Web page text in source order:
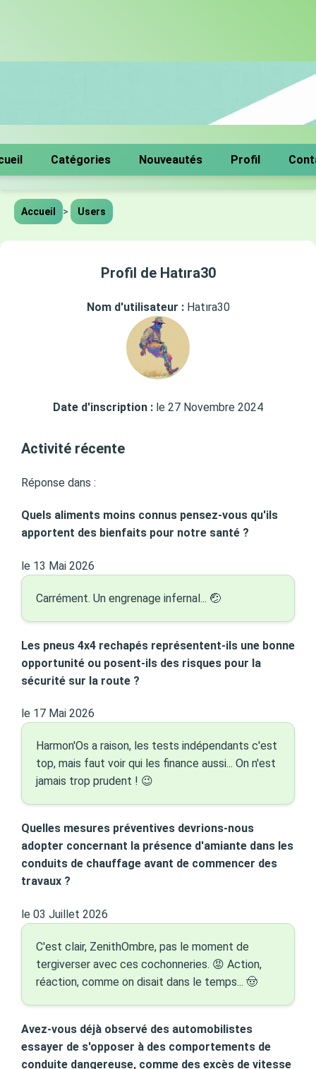
Catégories Nouveautés Profil
Accueil > Users
Profil de Hatıra30
Nom d'utilisateur :Hatıra30
Date d'inscription : le 27 Novembre 2024
Activité récente
Réponse dans :
Quels aliments moins connus pensez-vous qu'ils
apportent des bienfaits pour notre santé ?
le 13 Mai 2026
Carrément. Un engrenage infernal... 🤕
Les pneus 4x4 rechapés représentent-ils une bonne
opportunité ou posent-ils des risques pour la
sécurité sur la route ?
le 17 Mai 2026
Harmon'Os a raison, les tests indépendants c'est
top, mais faut voir qui les finance aussi... On n'est
jamais trop prudent ! 😉
Quelles mesures préventives devrions-nous
adopter concernant la présence d'amiante dans les
conduits de chauffage avant de commencer des
travaux ?
le 03 Juillet 2026
C'est clair, ZenithOmbre, pas le moment de
tergiverser avec ces cochonneries. 😡 Action,
réaction, comme on disait dans le temps... 🤠
Avez-vous déjà observé des automobilistes
essayer de s'opposer à des comportements de
conduite dangereuse, comme des excès de vitesse